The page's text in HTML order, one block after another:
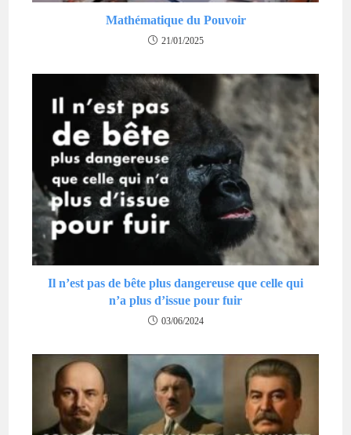
Mathématique du Pouvoir
21/01/2025
Il n’est pas de bête plus dangereuse que celle qui
n’a plus d’issue pour fuir
03/06/2024